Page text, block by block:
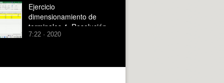
ejercicios
Ejercicio
dimensionamiento de
terminales 4. Resolución
7:22 · 2020